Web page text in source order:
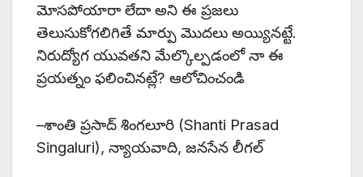
మోసపోయారా లేదా అని ఈ ప్రజలు
తెలుసుకోగలిగితే మార్పు మొదలు అయ్యినట్టే.
నిరుద్యోగ యువతని మేల్కొల్పడంలో నా ఈ
ప్రయత్నం ఫలించినట్లే? ఆలోచించండి
–శాంతి ప్రసాద్ శింగలూరి (Shanti Prasad
Singaluri), న్యాయవాది, జనసేన లీగల్